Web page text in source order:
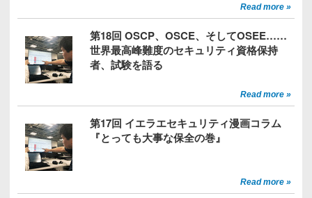
Read more »
第18回 OSCP、OSCE、そしてOSEE……
世界最高峰難度のセキュリティ資格保持
者、試験を語る
Read more »
第17回 イエラエセキュリティ漫画コラム
『とっても大事な保全の巻』
Read more »